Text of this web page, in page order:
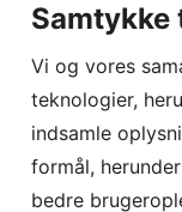
Vi og vores
teknologier,
indsamle
formål,
bedre